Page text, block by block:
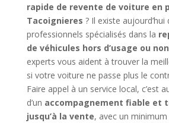
rapide de revente de voiture en
Tacoignieres ? Il existe aujourd’hui
professionnels spécialisés dans la
de véhicules hors d’usage ou
experts vous aident à trouver la
si votre voiture ne passe plus le
Faire appel à un service local, c’est
d’un accompagnement fiable et
jusqu’à la vente, avec un